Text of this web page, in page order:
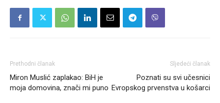
Prethodni članak
Miron Muslić zaplakao: BiH je
moja domovina, znači mi puno
Sljedeći članak
Poznati su svi učesnici
Evropskog prvenstva u košarci